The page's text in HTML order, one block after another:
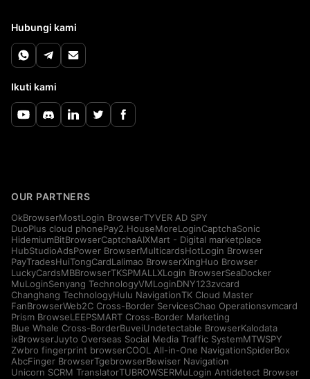
Hubungi kami
Ikuti kami
OUR PARTNERS
OkBrowserMostLogin BrowserTYVER AD SPY
DuoPlus cloud phonePay2.HouseMoreLoginCaptchaSonic
HidemiumBitBrowserCaptchaAIXMart - Digital marketplace
HubStudioAdsPower BrowserMulticardsHotLogin Browser
PayTradesHuiTongCardLalimao BrowserXingHuo Browser
LuckyCardsMBBrowserTKSPMALLXLogin BrowserSeaDocker
MuLoginSenyang TechnologyVMLoginDNY123zvcard
Changhang TechnologyHulu NavigationTK Cloud Master
FanBrowserWeb2C Cross-Border ServicesChao Operationsvmcard
Prism BrowseLEEPSMART Cross-Border Marketing
Blue Whale Cross-BorderBuveiUndetectable BrowserKalodata
ixBrowserJuyto Overseas Social Media Traffic SystemMTWSPY
Zwbro fingerprint browserCOOL All-in-One NavigationSpiderBox
AbcFinger BrowserTgebrowserBewiser Navigation
Unicorn SCRM TranslatorTUBROWSERMuLogin Antidetect Browser